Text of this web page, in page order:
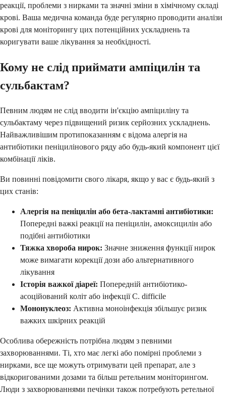
реакції, проблеми з нирками та значні зміни в хімічному складі
крові. Ваша медична команда буде регулярно проводити аналізи
крові для моніторингу цих потенційних ускладнень та
коригувати ваше лікування за необхідності.
Кому не слід приймати ампіцилін та
сульбактам?
Певним людям не слід вводити ін'єкцію ампіциліну та
сульбактаму через підвищений ризик серйозних ускладнень.
Найважливішим протипоказанням є відома алергія на
антибіотики пеніцилінового ряду або будь-який компонент цієї
комбінації ліків.
Ви повинні повідомити свого лікаря, якщо у вас є будь-який з
цих станів:
Алергія на пеніцилін або бета-лактамні антибіотики:
Попередні важкі реакції на пеніцилін, амоксицилін або
подібні антибіотики
Тяжка хвороба нирок: Значне зниження функції нирок
може вимагати корекції дози або альтернативного
лікування
Історія важкої діареї: Попередній антибіотико-
асоційований коліт або інфекції C. difficile
Мононуклеоз: Активна моноінфекція збільшує ризик
важких шкірних реакцій
Особлива обережність потрібна людям з певними
захворюваннями. Ті, хто має легкі або помірні проблеми з
нирками, все ще можуть отримувати цей препарат, але з
відкоригованими дозами та більш ретельним моніторингом.
Люди з захворюваннями печінки також потребують ретельної